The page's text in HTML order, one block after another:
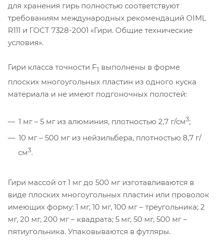
для хранения гирь полностью соответствуют
требованиям международных рекомендаций OIML
R111 и ГОСТ 7328-2001 «Гири. Общие технические
условия».
Гири класса точности F1 выполнены в форме
плоских многоугольных пластин из одного куска
материала и не имеют подгоночных полостей:
1 мг – 5 мг из алюминия, плотностью 2,7 г/см3;
10 мг – 500 мг из нейзильбера, плотностью 8,7 г/
см3.
Гири массой от 1 мг до 500 мг изготавливаются в
виде плоских многоугольных пластин или проволок
имеющих форму: 1 мг, 10 мг, 100 мг – треугольника; 2
мг, 20 мг, 200 мг – квадрата; 5 мг, 50 мг, 500 мг –
пятиугольника. Упаковываются в футляры.